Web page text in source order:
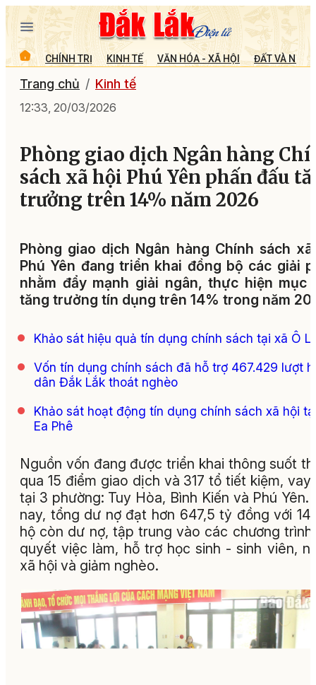
CHÍNH TRỊ KINH TẾ VĂN HÓA - XÃ HỘI ĐẤT VÀ
Trang chủ Kinh tế
12:33, 20/03/2026
Phòng giao dịch Ngân hàng
sách xã hội Phú Yên phấn đấu
trưởng trên 14% năm 2026
Phòng giao dịch Ngân hàng Chính sách
Phú Yên đang triển khai đồng bộ các giải
nhằm đẩy mạnh giải ngân, thực hiện mục
tăng trưởng tín dụng trên 14% trong năm
Khảo sát hiệu quả tín dụng chính sách tại xã Ô
Vốn tín dụng chính sách đã hỗ trợ 467.429 lượt
dân Đắk Lắk thoát nghèo
Khảo sát hoạt động tín dụng chính sách xã hội
Ea Phê
Nguồn vốn đang được triển khai thông suốt
qua 15 điểm giao dịch và 317 tổ tiết kiệm, vay
tại 3 phường: Tuy Hòa, Bình Kiến và Phú Yên.
nay, tổng dư nợ đạt hơn 647,5 tỷ đồng với
hộ còn dư nợ, tập trung vào các chương trình
quyết việc làm, hỗ trợ học sinh - sinh viên,
xã hội và giảm nghèo.